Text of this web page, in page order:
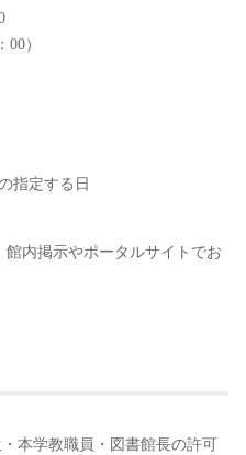
）
指定する日
内掲示やポータルサイトでお
本学教職員・図書館長の許可